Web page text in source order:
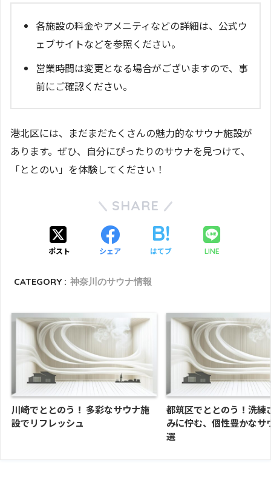
各施設の料金やアメニティなどの詳細は、公式ウ
ェブサイトなどを参照ください。
営業時間は変更となる場合がございますので、事
前にご確認ください。
港北区には、まだまだたくさんの魅力的なサウナ施設が
あります。ぜひ、自分にぴったりのサウナを見つけて、
「ととのい」を体験してください！
SHARE
ポスト シェア はてブ LINE
CATEGORY : 神奈川のサウナ情報
川崎でととのう！ 多彩なサウナ施
設でリフレッシュ
都筑区でととのう！洗練
みに佇む、個性豊かなサ
選